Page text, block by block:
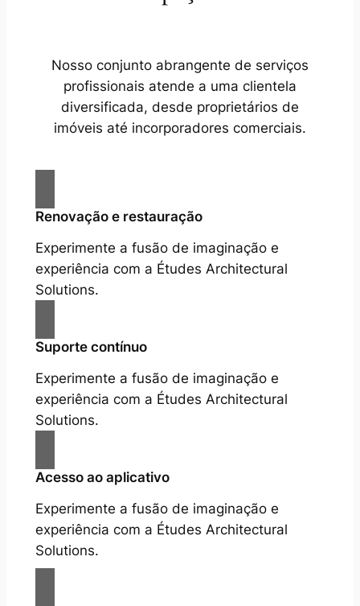
Nosso conjunto abrangente de serviços
profissionais atende a uma clientela
diversificada, desde proprietários de
imóveis até incorporadores comerciais.
Renovação e restauração
Experimente a fusão de imaginação e
experiência com a Études Architectural
Solutions.
Suporte contínuo
Experimente a fusão de imaginação e
experiência com a Études Architectural
Solutions.
Acesso ao aplicativo
Experimente a fusão de imaginação e
experiência com a Études Architectural
Solutions.